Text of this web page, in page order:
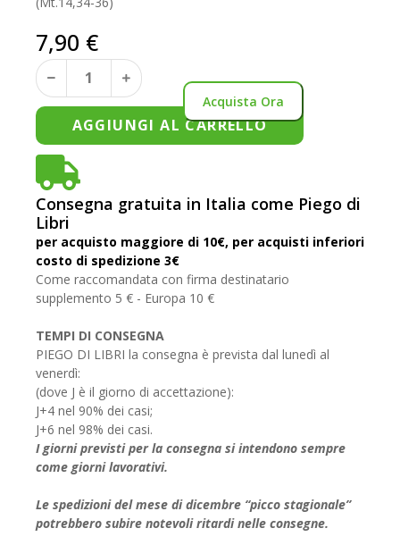
7,90 €
AGGIUNGI AL CARRELLO
Acquista Ora
Consegna gratuita in Italia come Piego di
Libri
per acquisto maggiore di 10€, per acquisti inferiori
costo di spedizione 3€
Come raccomandata con firma destinatario
supplemento 5 € - Europa 10 €
TEMPI DI CONSEGNA
PIEGO DI LIBRI la consegna è prevista dal lunedì al
venerdì:
(dove J è il giorno di accettazione):
J+4 nel 90% dei casi;
J+6 nel 98% dei casi.
I giorni previsti per la consegna si intendono sempre
come giorni lavorativi.
Le spedizioni del mese di dicembre “picco stagionale”
potrebbero subire notevoli ritardi nelle consegne.